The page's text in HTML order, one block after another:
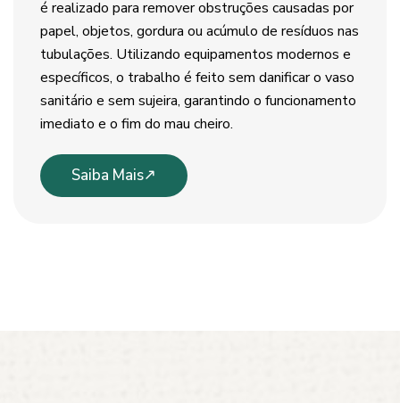
é realizado para remover obstruções causadas por
papel, objetos, gordura ou acúmulo de resíduos nas
tubulações. Utilizando equipamentos modernos e
específicos, o trabalho é feito sem danificar o vaso
sanitário e sem sujeira, garantindo o funcionamento
imediato e o fim do mau cheiro.
Saiba Mais